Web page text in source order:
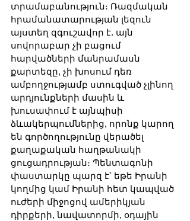
տրամաբանություն։ Ռազմական
հրամանատարության լեզուն
այստեղ զգուշավոր է. այն
սովորաբար չի բացում
հարվածների մանրամասն
քարտեզը, չի խոսում դեռ
ամբողջությամբ ստուգված չլինող
արդյունքների մասին և
խուսափում է այնպիսի
ձևակերպումներից, որոնք կարող
են գործողությունը վերածել
քաղաքական հաղթանակի
ցուցադրության։ Պենտագոնի
փաստարկը պարզ է՝ եթե Իրանի
կողմից կամ Իրանի հետ կապված
ուժերի միջոցով ամերիկյան
դիրքերի, նավատորմի, օդային